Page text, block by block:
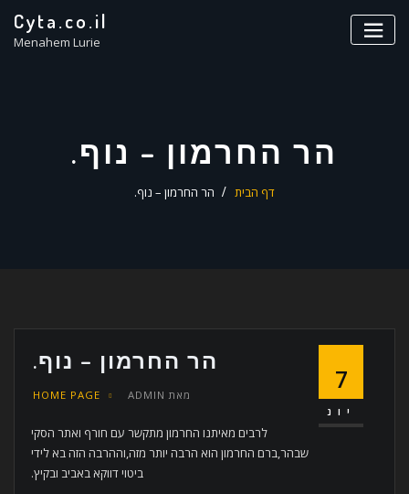
Cyta.co.il
Menahem Lurie
הר החרמון – נוף.
דף הבית הר החרמון – נוף.
7
יונ
הר החרמון – נוף.
מאת ADMIN
HOME PAGE
לרבים מאיתנו החרמון מתקשר עם חורף ואתר הסקי
שבהר,ברם החרמון הוא הרבה יותר מזה,וההרבה הזה בא לידי
ביטוי דווקא באביב ובקיץ.